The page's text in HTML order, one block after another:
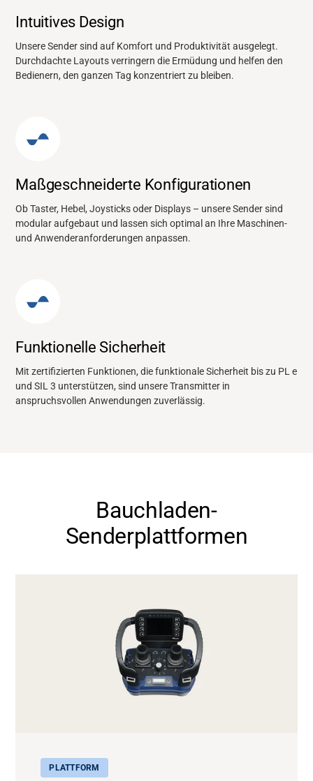
Intuitives Design
Unsere Sender sind auf Komfort und Produktivität ausgelegt.
Durchdachte Layouts verringern die Ermüdung und helfen den
Bedienern, den ganzen Tag konzentriert zu bleiben.
Maßgeschneiderte Konfigurationen
Ob Taster, Hebel, Joysticks oder Displays – unsere Sender sind
modular aufgebaut und lassen sich optimal an Ihre Maschinen-
und Anwenderanforderungen anpassen.
Funktionelle Sicherheit
Mit zertifizierten Funktionen, die funktionale Sicherheit bis zu PL e
und SIL 3 unterstützen, sind unsere Transmitter in
anspruchsvollen Anwendungen zuverlässig.
Bauchladen-
Senderplattformen
PLATTFORM